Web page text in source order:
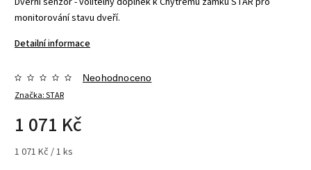
monitorování stavu dveří.
Detailní informace
Značka:STAR
Neohodnoceno
1 071 Kč
1 071 Kč / 1 ks